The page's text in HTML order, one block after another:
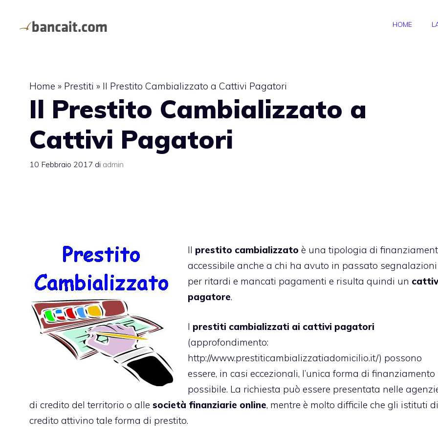
HOME
Home » Prestiti » Il Prestito Cambializzato a Cattivi Pagatori
Il Prestito Cambializzato a
Cattivi Pagatori
10 Febbraio 2017 di admin
Il prestito cambializzato è una tipologia di
accessibile anche a chi ha avuto in passato segnalazioni
per ritardi e mancati pagamenti e risulta quindi un
pagatore.
I prestiti cambializzati ai cattivi pagatori
(approfondimento:
http://www.prestiticambializzatiadomicilio.it/) possono
essere, in casi eccezionali, l’unica forma di finanziamento
possibile. La richiesta può essere presentata nelle
di credito del territorio o alle società finanziarie online, mentre è molto difficile che gli istituti di
credito attivino tale forma di prestito.